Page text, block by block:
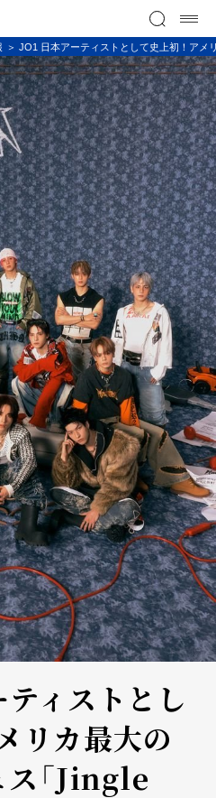
JO1 日本アーティストとして史上初！アメ
ィストとし
リカ最大の
「Jingle